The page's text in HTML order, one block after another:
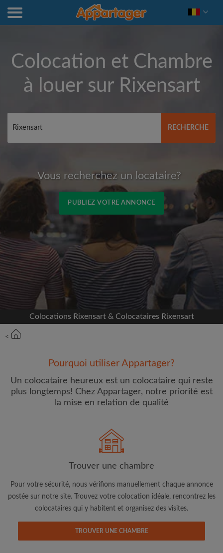
Colocation et Chambre
à louer sur Rixensart
RECHERCHE
Vous recherchez un locataire?
PUBLIEZ VOTRE ANNONCE
Nous ne publierons jamais sur votre page sans
votre accord
OU
Loyer max par mois (€)
Adresse email
J'ai lu, compris et accepte les Conditions d'utilisation
Colocations Rixensart & Colocataires Rixensart
<
Pourquoi utiliser Appartager?
Un colocataire heureux est un colocataire qui reste
plus longtemps! Chez Appartager, notre priorité est
la mise en relation de qualité
Trouver une chambre
Pour votre sécurité, nous vérifions manuellement chaque annonce
postée sur notre site. Trouvez votre colocation idéale, rencontrez les
colocataires qui y habitent et organisez des visites.
TROUVER UNE CHAMBRE